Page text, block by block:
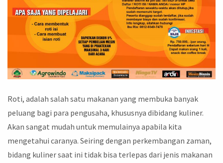
Roti, adalah salah satu makanan yang membuka banyak
peluang bagi para pengusaha, khususnya dibidang kuliner.
Akan sangat mudah untuk memulainya apabila kita
mengetahui caranya. Seiring dengan perkembangan zaman,
bidang kuliner saat ini tidak bisa terlepas dari jenis makanan